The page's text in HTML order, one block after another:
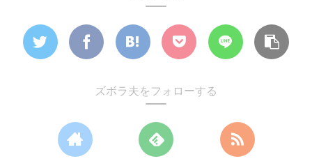
ズボラ夫をフォローする